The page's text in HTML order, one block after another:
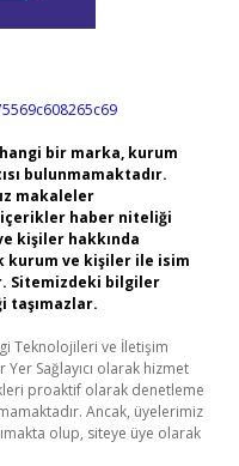
bir marka, kurum
bulunmamaktadır.
makaleler
içerikler haber niteliği
kişiler hakkında
kurum ve kişiler ile isim
Sitemizdeki bilgiler
taşımazlar.
Teknolojileri ve İletişim
Sağlayıcı olarak hizmet
proaktif olarak denetleme
Ancak, üyelerimiz
olup, siteye üye olarak